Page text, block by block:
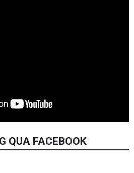
QUA FACEBOOK